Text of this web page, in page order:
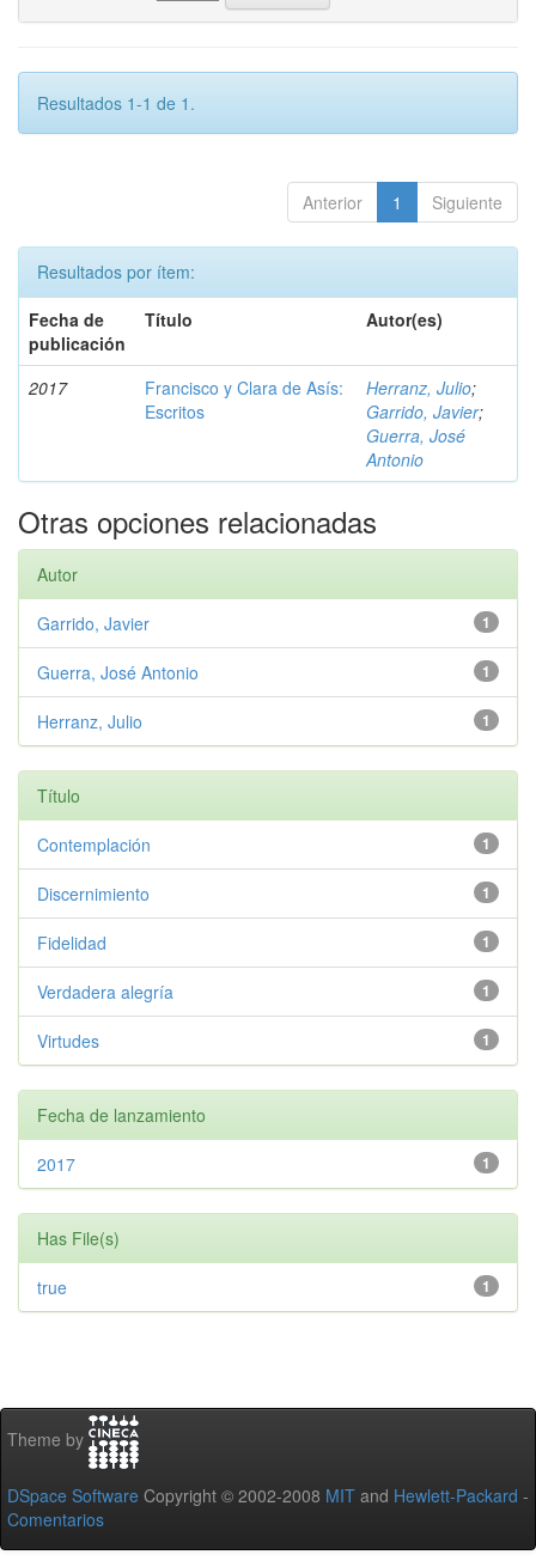
Resultados 1-1 de 1.
Anterior 1 Siguiente
Resultados por ítem:
Fecha de
publicación
Título Autor(es)
2017
Francisco y Clara de Asís:
Escritos
Herranz, Julio;
Garrido, Javier;
Guerra, José
Antonio
Otras opciones relacionadas
Autor
1
Garrido, Javier
1
Guerra, José Antonio
1
Herranz, Julio
Título
1
Contemplación
1
Discernimiento
1
Fidelidad
1
Verdadera alegría
1
Virtudes
Fecha de lanzamiento
1
2017
Has File(s)
1
true
Theme by
DSpace Software Copyright © 2002-2008 MIT and Hewlett-Packard -
Comentarios